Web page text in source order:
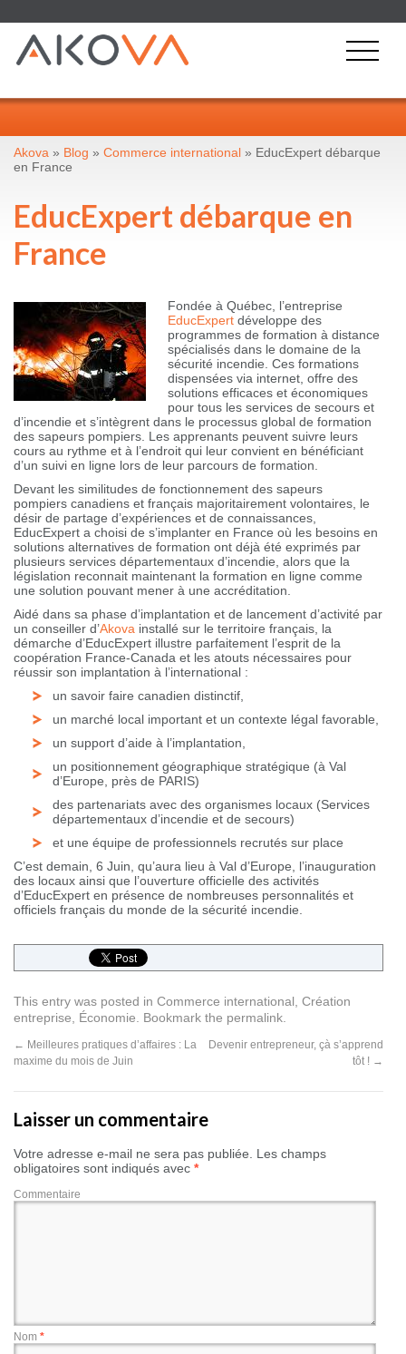
Akova » Blog » Commerce international » EducExpert débarque
en France
EducExpert débarque en
France
Fondée à Québec, l’entreprise
EducExpert développe des
programmes de formation à distance
spécialisés dans le domaine de la
sécurité incendie. Ces formations
dispensées via internet, offre des
solutions efficaces et économiques
pour tous les services de secours et
d’incendie et s’intègrent dans le processus global de formation
des sapeurs pompiers. Les apprenants peuvent suivre leurs
cours au rythme et à l’endroit qui leur convient en bénéficiant
d’un suivi en ligne lors de leur parcours de formation.
Devant les similitudes de fonctionnement des sapeurs
pompiers canadiens et français majoritairement volontaires, le
désir de partage d’expériences et de connaissances,
EducExpert a choisi de s’implanter en France où les besoins en
solutions alternatives de formation ont déjà été exprimés par
plusieurs services départementaux d’incendie, alors que la
législation reconnait maintenant la formation en ligne comme
une solution pouvant mener à une accréditation.
Aidé dans sa phase d’implantation et de lancement d’activité par
un conseiller d’Akova installé sur le territoire français, la
démarche d’EducExpert illustre parfaitement l’esprit de la
coopération France-Canada et les atouts nécessaires pour
réussir son implantation à l’international :
un savoir faire canadien distinctif,
un marché local important et un contexte légal favorable,
un support d’aide à l’implantation,
un positionnement géographique stratégique (à Val
d’Europe, près de PARIS)
des partenariats avec des organismes locaux (Services
départementaux d’incendie et de secours)
et une équipe de professionnels recrutés sur place
C’est demain, 6 Juin, qu’aura lieu à Val d’Europe, l’inauguration
des locaux ainsi que l’ouverture officielle des activités
d’EducExpert en présence de nombreuses personnalités et
officiels français du monde de la sécurité incendie.
This entry was posted in Commerce international Création
entreprise
Économie . Bookmark the permalink
← Meilleures pratiques d’affaires : La
maxime du mois de Juin
Devenir entrepreneur, çà s’apprend
tôt ! →
Laisser un commentaire
Votre adresse e-mail ne sera pas publiée.
Les champs
obligatoires sont indiqués avec *
Commentaire
Nom *